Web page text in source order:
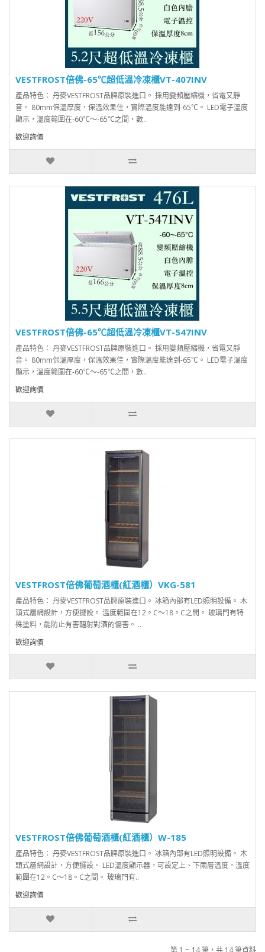
VESTFROST倍佛-65℃超低溫冷凍櫃VT-407INV
產品特色： 丹麥VESTFROST品牌原裝進口。 採用變頻壓縮機，省電又靜
音。 80mm保溫厚度，保溫效果佳，實際溫度能達到-65℃。 LED電子溫度
顯示，溫度範圍在-60℃～-65℃之間，數..
歡迎詢價
VESTFROST倍佛-65℃超低溫冷凍櫃VT-547INV
產品特色： 丹麥VESTFROST品牌原裝進口。 採用變頻壓縮機，省電又靜
音。 80mm保溫厚度，保溫效果佳，實際溫度能達到-65℃。 LED電子溫度
顯示，溫度範圍在-60℃～-65℃之間，數..
歡迎詢價
VESTFROST倍佛葡萄酒櫃(紅酒櫃）VKG-581
產品特色： 丹麥VESTFROST品牌原裝進口。 冰箱內部有LED照明設備。 木
頭式層網設計，方便擺設。 溫度範圍在12。C～18。C之間。 玻璃門有特
殊塗料，能防止有害輻射對酒的傷害。 ..
歡迎詢價
VESTFROST倍佛葡萄酒櫃(紅酒櫃）W-185
產品特色： 丹麥VESTFROST品牌原裝進口。 冰箱內部有LED照明設備。 木
頭式層網設計，方便擺設。 LED溫度顯示器，可設定上、下兩層溫度，溫度
範圍在12。C～18。C之間。 玻璃門有..
歡迎詢價
第 1 ~ 14 筆，共 14 筆資料